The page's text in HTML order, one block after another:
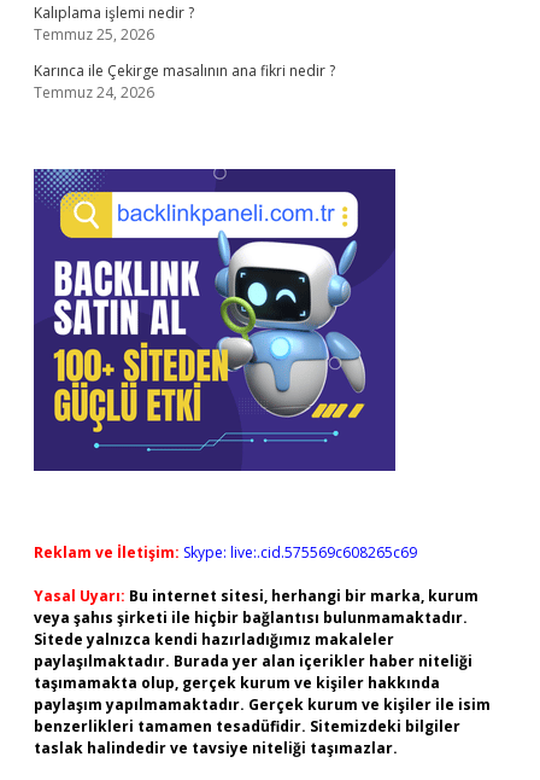
Kalıplama işlemi nedir ?
Temmuz 25, 2026
Karınca ile Çekirge masalının ana fikri nedir ?
Temmuz 24, 2026
Reklam ve İletişim: Skype: live:.cid.575569c608265c69
Yasal Uyarı: Bu internet sitesi, herhangi bir marka, kurum
veya şahıs şirketi ile hiçbir bağlantısı bulunmamaktadır.
Sitede yalnızca kendi hazırladığımız makaleler
paylaşılmaktadır. Burada yer alan içerikler haber niteliği
taşımamakta olup, gerçek kurum ve kişiler hakkında
paylaşım yapılmamaktadır. Gerçek kurum ve kişiler ile isim
benzerlikleri tamamen tesadüfidir. Sitemizdeki bilgiler
taslak halindedir ve tavsiye niteliği taşımazlar.